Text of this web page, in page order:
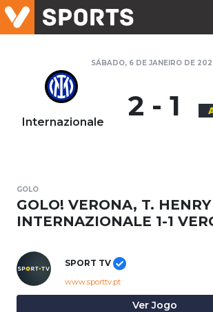
SÁBADO, 6 DE JANEIRO DE
Internazionale 2 - 1
GOLO
GOLO! VERONA, T.
INTERNAZIONALE 1-1
SPORT TV
www.sporttv.pt
Ver Jogo